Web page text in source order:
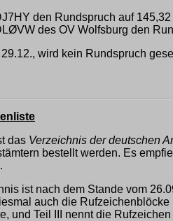
den Rundspruch auf 145,32
des OV Wolfsburg den
wird kein Rundspruch
das Verzeichnis der deutschen
bestellt werden. Es
ist nach dem Stande vom
auch die
und Teil III nennt die